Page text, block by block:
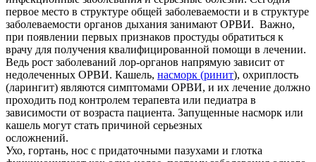
первое место в структуре общей заболеваемости и в структуре
заболеваемости органов дыхания занимают ОРВИ. Важно,
при появлении первых признаков простуды обратиться к
врачу для получения квалифицированной помощи в лечении.
Ведь рост заболеваний лор-органов напрямую зависит от
недолеченных ОРВИ. Кашель, насморк (ринит), охриплость
(ларингит) являются симптомами ОРВИ, и их лечение должно
проходить под контролем терапевта или педиатра в
зависимости от возраста пациента. Запущенные насморк или
кашель могут стать причиной серьезных
осложнений.
Ухо, гортань, нос с придаточными пазухами и глотка